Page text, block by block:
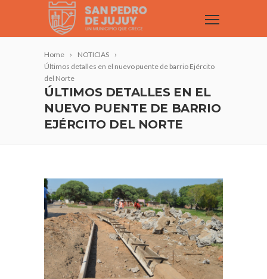
Home
NOTICIAS
Últimos detalles en el nuevo puente de barrio Ejército
del Norte
ÚLTIMOS DETALLES EN EL
NUEVO PUENTE DE BARRIO
EJÉRCITO DEL NORTE